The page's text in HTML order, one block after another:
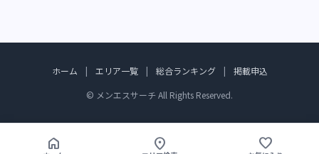
ホーム | エリア一覧 | 総合ランキング |
掲載申込
© メンエスサーチ All Rights Reserved.
home location_on favorite